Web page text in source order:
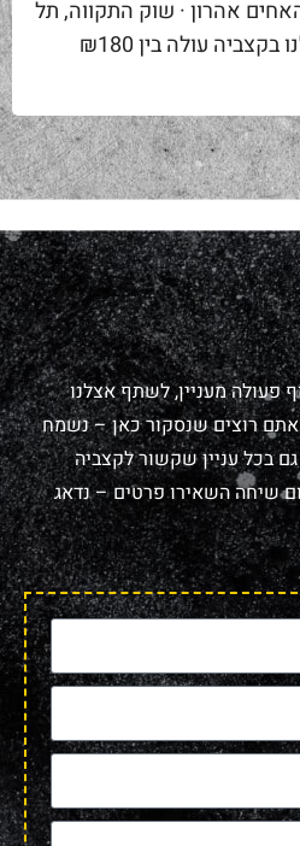
אהרון · שוק התקווה, תל
אביב קילו אנטרקוט אצלנו בקצביה עולה בין ₪180
פעולה מעניין, לשתף אצלנו
רוצים שנסקור כאן – נשמח
בכל עניין שקשור לקצביה
שיחה השאירו פרטים – נדאג